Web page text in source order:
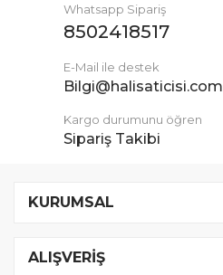
Whatsapp Sipariş
8502418517
E-Mail ile destek
Bilgi@halisaticisi.com
Kargo durumunu öğren
Sipariş Takibi
KURUMSAL
ALIŞVERİŞ